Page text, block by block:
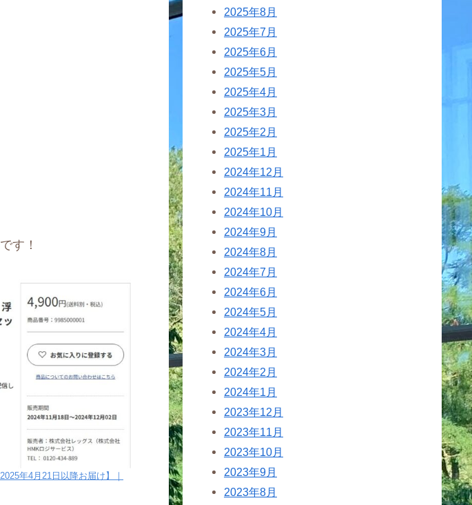
す！
年4月21日以降お届け】｜
2025年8月
2025年7月
2025年6月
2025年5月
2025年4月
2025年3月
2025年2月
2025年1月
2024年12月
2024年11月
2024年10月
2024年9月
2024年8月
2024年7月
2024年6月
2024年5月
2024年4月
2024年3月
2024年2月
2024年1月
2023年12月
2023年11月
2023年10月
2023年9月
2023年8月